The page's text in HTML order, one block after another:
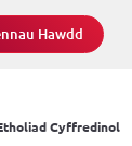
Hawdd
Cyffredinol